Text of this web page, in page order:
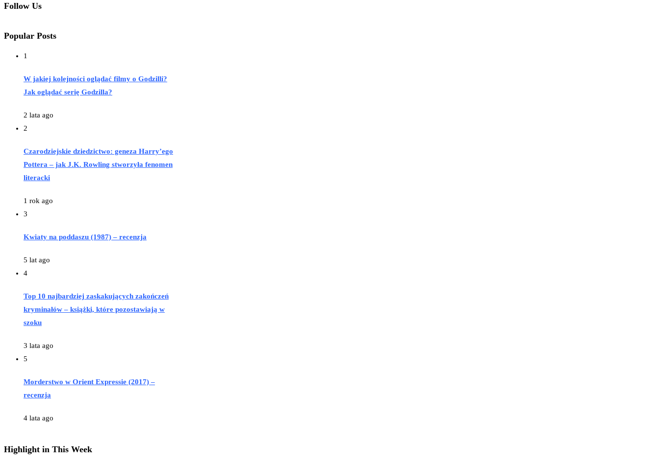
Follow Us
Popular Posts
1
W jakiej kolejności oglądać filmy o Godzilli?
Jak oglądać serię Godzilla?
2 lata ago
2
Czarodziejskie dziedzictwo: geneza Harry’ego
Pottera – jak J.K. Rowling stworzyła fenomen
literacki
1 rok ago
3
Kwiaty na poddaszu (1987) – recenzja
5 lat ago
4
Top 10 najbardziej zaskakujących zakończeń
kryminałów – książki, które pozostawiają w
szoku
3 lata ago
5
Morderstwo w Orient Expressie (2017) –
recenzja
4 lata ago
Highlight in This Week